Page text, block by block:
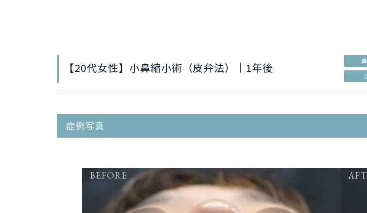
【20代女性】小鼻縮小術（皮弁法）│1年後
症例写真
BEFORE